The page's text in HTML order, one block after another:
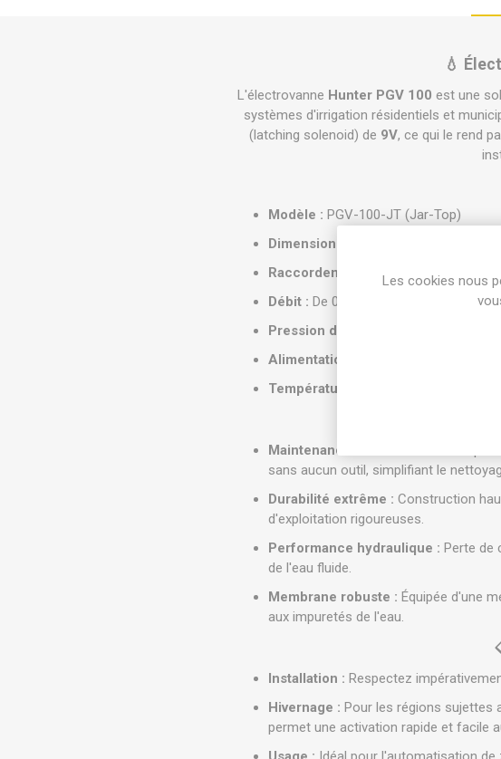
💧
L'électrovanne Hunter PGV 100 est une
systèmes d'irrigation résidentiels et
(latching solenoid) de 9V, ce qui le rend
Modèle : PGV-100-JT (Jar-Top)
Dimensions :
Raccordement :
Femelle/Femelle 1"
Débit : De 0,05 à 9 m³/h (soit 0,7 à
Pression de fonctionnement :
Alimentation :
Température maximale :
Maintenance facilitée :
sans aucun outil, simplifiant le
Durabilité extrême : Construction
d'exploitation rigoureuses.
Performance hydraulique : Perte de
de l'eau fluide.
Membrane robuste : Équipée d'une
aux impuretés de l'eau.
Installation : Respectez
Hivernage : Pour les régions sujettes
permet une activation rapide et facile
Les cookies nous